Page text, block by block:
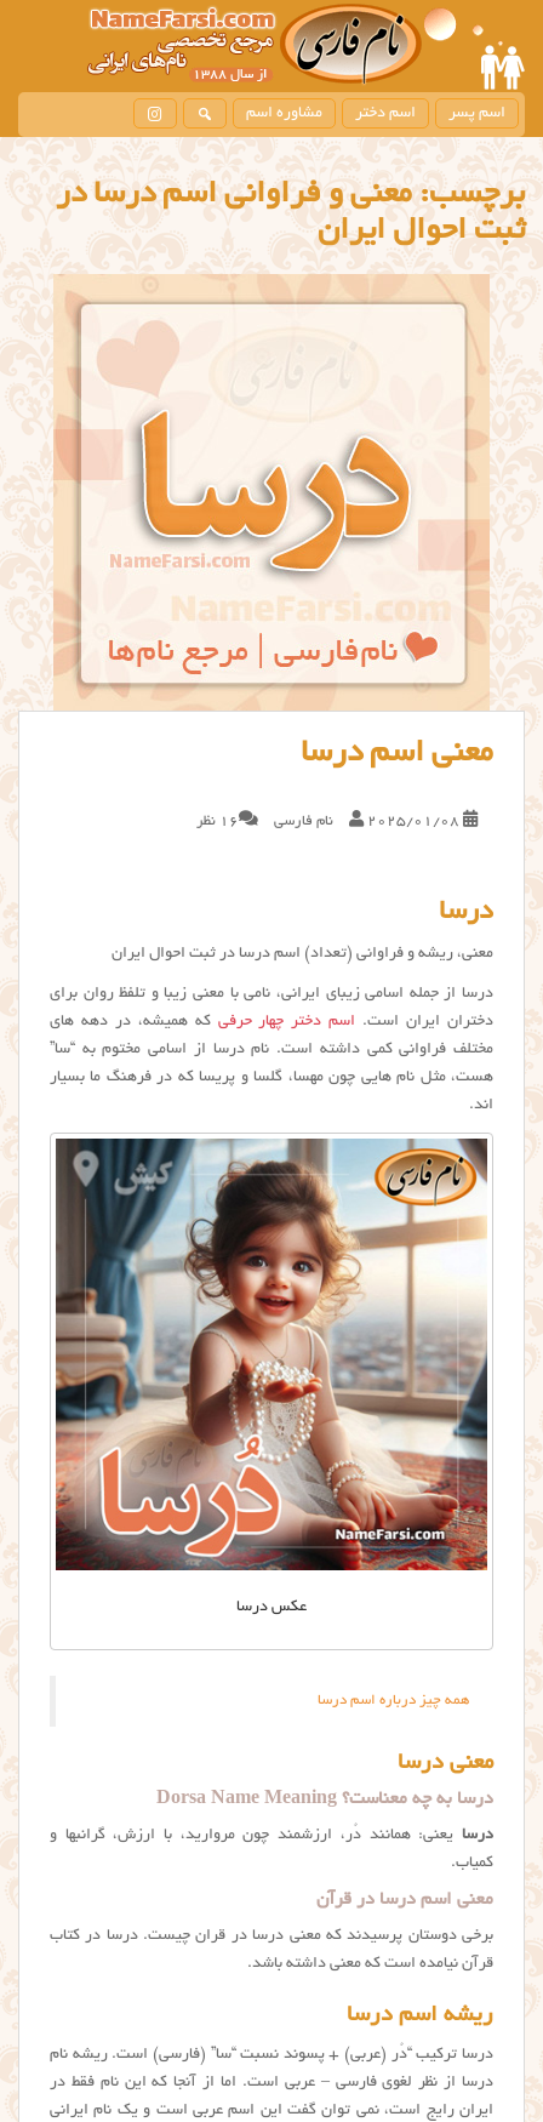
m
i
c
n
t
اسم پسر اسم دختر مشاوره اسم
برچسب:معنی و فراوانی اسم درسا در
ثبت احوال ایران
معنی اسم درسا
2025/01/08 نام فارسی 16 نظر
درسا
معنی، ریشه و فراوانی (تعداد) اسم درسا در ثبت احوال ایران
درسا از جمله اسامی زیبای ایرانی، نامی با معنی زیبا و تلفظ روان برای
دختران ایران است. اسم دختر چهار حرفی که همیشه، در دهه های
مختلف فراوانی کمی داشته است. نام درسا از اسامی مختوم به “سا”
هست، مثل نام هایی چون مهسا، گلسا و پریسا که در فرهنگ ما بسیار
اند.
عکس درسا
همه چیز درباره اسم درسا
معنی درسا
درسا به چه معناست؟ Dorsa Name Meaning
درسا یعنی: همانند دُر، ارزشمند چون مروارید، با ارزش، گرانبها و
کمیاب.
معنی اسم درسا در قرآن
برخی دوستان پرسیدند که معني درسا در قران چیست. درسا در کتاب
قرآن نیامده است که معنی داشته باشد.
ریشه اسم درسا
درسا ترکیب “دُر (عربی) + پسوند نسبت “سا” (فارسی) است. ریشه نام
درسا از نظر لغوی فارسی – عربی است. اما از آنجا که این نام فقط در
ایران رایج است، نمی توان گفت این اسم عربی است و یک نام ایرانی